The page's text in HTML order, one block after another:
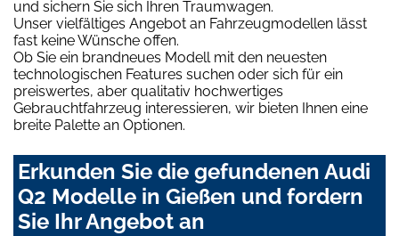
und sichern Sie sich Ihren Traumwagen.
Unser vielfältiges Angebot an Fahrzeugmodellen lässt
fast keine Wünsche offen.
Ob Sie ein brandneues Modell mit den neuesten
technologischen Features suchen oder sich für ein
preiswertes, aber qualitativ hochwertiges
Gebrauchtfahrzeug interessieren, wir bieten Ihnen eine
breite Palette an Optionen.
Erkunden Sie die gefundenen Audi
Q2 Modelle in Gießen und fordern
Sie Ihr Angebot an